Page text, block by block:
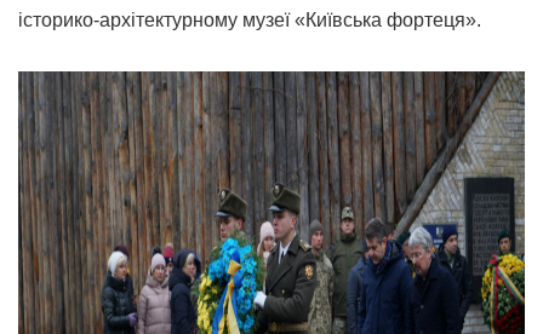
історико-архітектурному музеї «Київська фортеця».